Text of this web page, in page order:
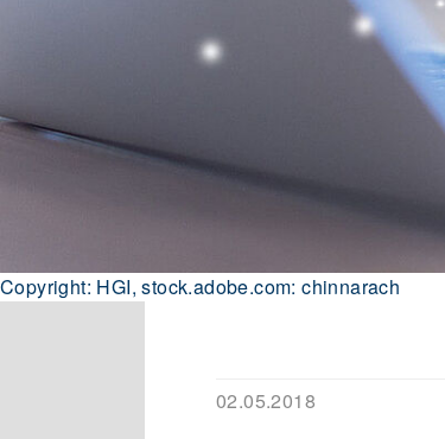
Copyright: HGI, stock.adobe.com: chinnarach
02.05.2018